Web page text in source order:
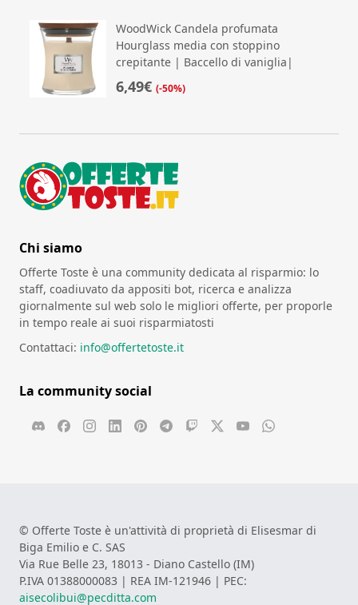
WoodWick Candela profumata
Hourglass media con stoppino
crepitante | Baccello di vaniglia|
6,49€ (-50%)
Chi siamo
Offerte Toste è una community dedicata al risparmio: lo
staff, coadiuvato da appositi bot, ricerca e analizza
giornalmente sul web solo le migliori offerte, per proporle
in tempo reale ai suoi risparmiatosti
Contattaci: info@offertetoste.it
La community social
© Offerte Toste è un'attività di proprietà di Elisesmar di
Biga Emilio e C. SAS
Via Rue Belle 23, 18013 - Diano Castello (IM)
P.IVA 01388000083 | REA IM-121946 | PEC:
aisecolibui@pecditta.com